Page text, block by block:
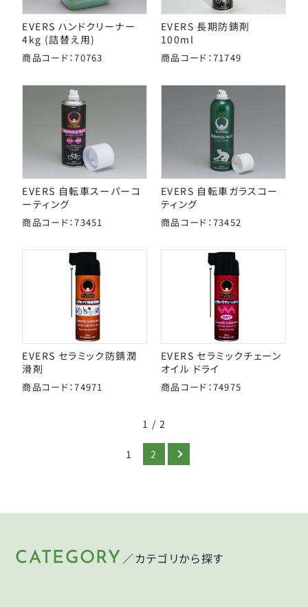
EVERS ハンドクリーナー
4kg (詰替え用)
商品コード：70763
EVERS 長期防錆剤
100ml
商品コード：71749
EVERS 自転車スーパーコ
ーティング
商品コード：73451
EVERS 自転車ガラスコー
ティング
商品コード：73452
EVERS セラミック防錆潤
滑剤
商品コード：74971
EVERS セラミックチェーン
オイル ドライ
商品コード：74975
1 / 2
1 2
CATEGORY ／カテゴリから探す
HELMET LIGHT